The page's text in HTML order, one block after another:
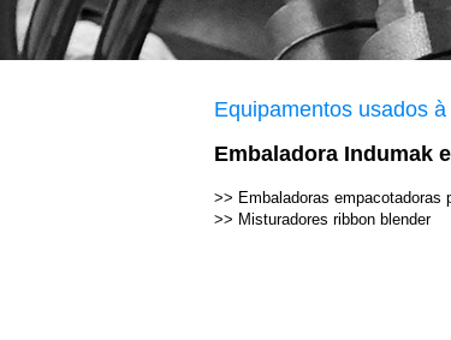
Equipamentos usados
Embaladora Indumak
>> Embaladoras empacotadoras
>> Misturadores ribbon blender